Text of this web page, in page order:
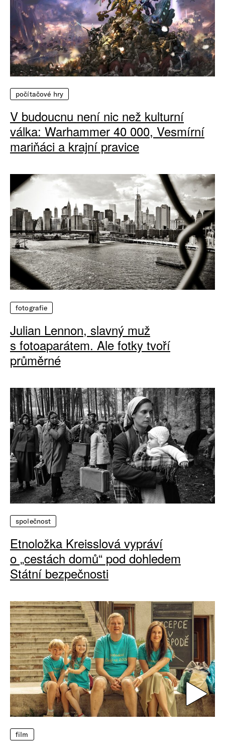
počítačové hry
V budoucnu není nic než kulturní
válka: Warhammer 40 000, Vesmírní
mariňáci a krajní pravice
fotografie
Julian Lennon, slavný muž
s fotoaparátem. Ale fotky tvoří
průměrné
společnost
Etnoložka Kreisslová vypráví
o „cestách domů“ pod dohledem
Státní bezpečnosti
film